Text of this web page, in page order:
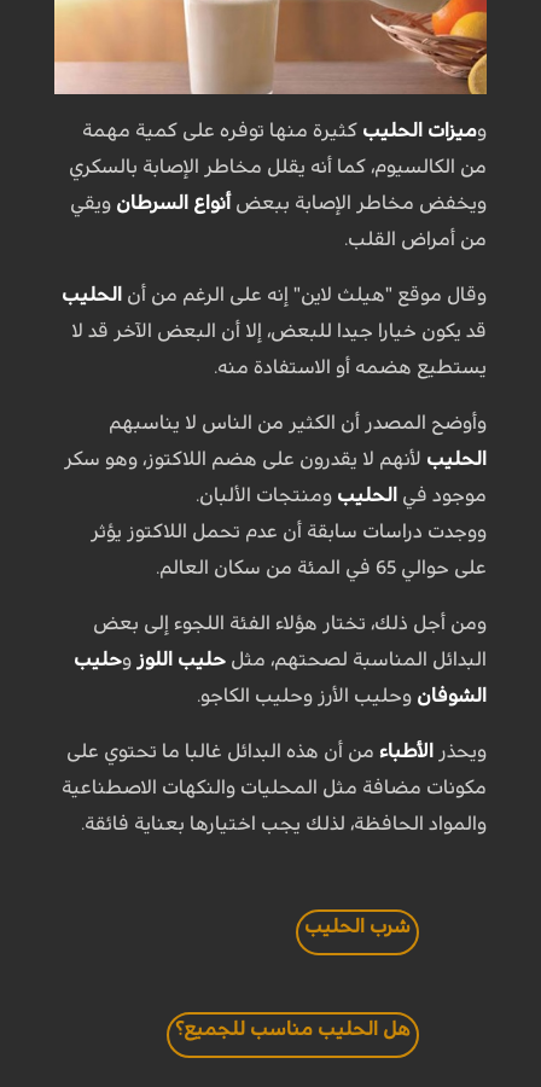
وميزات الحليب كثيرة منها توفره على كمية مهمة
من الكالسيوم، كما أنه يقلل مخاطر الإصابة بالسكري
ويخفض مخاطر الإصابة ببعض أنواع السرطان ويقي
من أمراض القلب.
وقال موقع "هيلث لاين" إنه على الرغم من أن الحليب
قد يكون خيارا جيدا للبعض، إلا أن البعض الآخر قد لا
يستطيع هضمه أو الاستفادة منه.
وأوضح المصدر أن الكثير من الناس لا يناسبهم
الحليب لأنهم لا يقدرون على هضم اللاكتوز، وهو سكر
موجود في الحليب ومنتجات الألبان.
ووجدت دراسات سابقة أن عدم تحمل اللاكتوز يؤثر
على حوالي 65 في المئة من سكان العالم.
ومن أجل ذلك، تختار هؤلاء الفئة اللجوء إلى بعض
البدائل المناسبة لصحتهم، مثل حليب اللوز وحليب
الشوفان وحليب الأرز وحليب الكاجو.
ويحذر الأطباءمن أن هذه البدائل غالبا ما تحتوي على
مكونات مضافة مثل المحليات والنكهات الاصطناعية
والمواد الحافظة، لذلك يجب اختيارها بعناية فائقة.
شرب الحليب
هل الحليب مناسب للجميع؟